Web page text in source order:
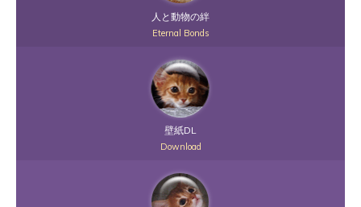
人と動物の絆
Eternal Bonds
壁紙DL
Download